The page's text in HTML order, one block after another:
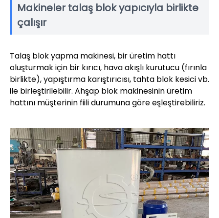
Makineler talaş blok yapıcıyla birlikte
çalışır
Talaş blok yapma makinesi, bir üretim hattı
oluşturmak için bir kırıcı, hava akışlı kurutucu (fırınla ​​
birlikte), yapıştırma karıştırıcısı, tahta blok kesici vb.
ile birleştirilebilir. Ahşap blok makinesinin üretim
hattını müşterinin fiili durumuna göre eşleştirebiliriz.